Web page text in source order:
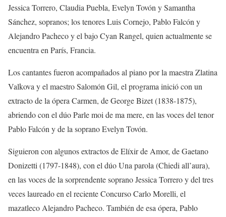
Jessica Torrero, Claudia Puebla, Evelyn Tovón ySamantha
Sánchez, sopranos; los tenoresLuis Cornejo, Pablo Falcón y
Alejandro Pachecoy el bajoCyan Rangel, quien actualmente se
encuentra en París, Francia.
Los cantantes fueron acompañados al piano por la maestra Zlatina
Valkova yel maestroSalomón Gil, el programa inició con un
extracto de la ópera Carmen, de GeorgeBizet(1838-1875),
abriendo con el dúoParlemoi dema mere, en las voces del tenor
Pablo Falcón yde la soprano Evelyn Tovón.
Siguieron con algunos extractos deElíxir de Amor, deGaetano
Donizetti (1797-1848), con el dúoUna parola (Chiedi all’aura),
en las voces dela sorprendente sopranoJessica Torrero y del tres
veceslaureado en el recienteConcurso CarloMorelli, el
mazatleco Alejandro Pacheco. También de esa ópera, Pablo